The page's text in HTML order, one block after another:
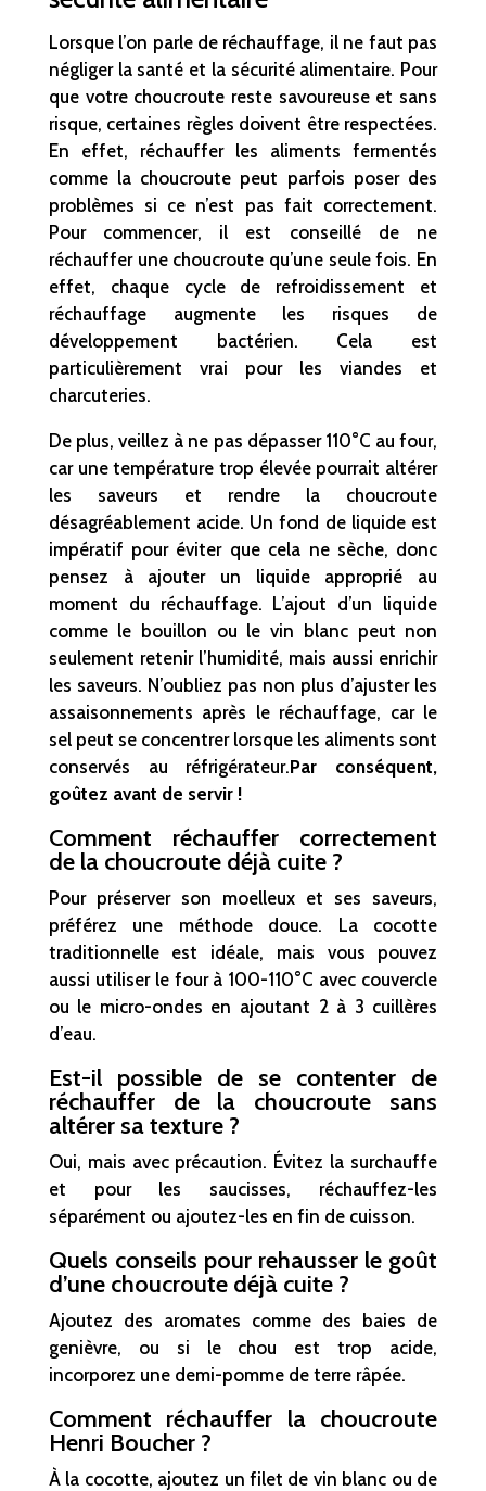
Lorsque l’on parle de réchauffage, il ne faut pas
négliger la santé et la sécurité alimentaire. Pour
que votre choucroute reste savoureuse et sans
risque, certaines règles doivent être respectées.
En effet, réchauffer les aliments fermentés
comme la choucroute peut parfois poser des
problèmes si ce n’est pas fait correctement.
Pour commencer, il est conseillé de ne
réchauffer une choucroute qu’une seule fois. En
effet, chaque cycle de refroidissement et
réchauffage augmente les risques de
développement bactérien. Cela est
particulièrement vrai pour les viandes et
charcuteries.
De plus, veillez à ne pas dépasser 110°C au four,
car une température trop élevée pourrait altérer
les saveurs et rendre la choucroute
désagréablement acide. Un fond de liquide est
impératif pour éviter que cela ne sèche, donc
pensez à ajouter un liquide approprié au
moment du réchauffage. L’ajout d’un liquide
comme le bouillon ou le vin blanc peut non
seulement retenir l’humidité, mais aussi enrichir
les saveurs. N’oubliez pas non plus d’ajuster les
assaisonnements après le réchauffage, car le
sel peut se concentrer lorsque les aliments sont
conservés au réfrigérateur.Par conséquent,
goûtez avant de servir !
Comment réchauffer correctement
de la choucroute déjà cuite ?
Pour préserver son moelleux et ses saveurs,
préférez une méthode douce. La cocotte
traditionnelle est idéale, mais vous pouvez
aussi utiliser le four à 100-110°C avec couvercle
ou le micro-ondes en ajoutant 2 à 3 cuillères
d’eau.
Est-il possible de se contenter de
réchauffer de la choucroute sans
altérer sa texture ?
Oui, mais avec précaution. Évitez la surchauffe
et pour les saucisses, réchauffez-les
séparément ou ajoutez-les en fin de cuisson.
Quels conseils pour rehausser le goût
d’une choucroute déjà cuite ?
Ajoutez des aromates comme des baies de
genièvre, ou si le chou est trop acide,
incorporez une demi-pomme de terre râpée.
Comment réchauffer la choucroute
Henri Boucher ?
À la cocotte, ajoutez un filet de vin blanc ou de